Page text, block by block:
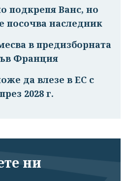
подкрепя Ванс, но
посочва наследник
в предизборната
Франция
да влезе в ЕС с
2028 г.
ни